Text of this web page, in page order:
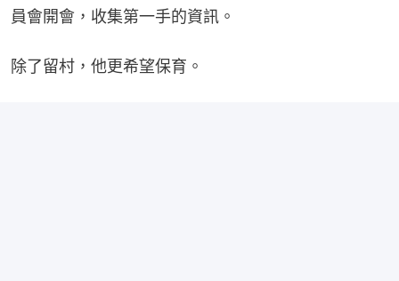
員會開會，收集第一手的資訊。
除了留村，他更希望保育。